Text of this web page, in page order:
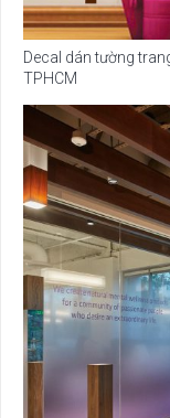
Decal dán tường
TPHCM